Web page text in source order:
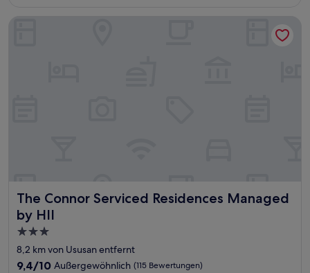
The Connor Serviced Residences Managed
by HII
The Connor Serviced Residences Managed by HII
3.0-
Sterne-
Unterkunft
8,2 km von Ususan entfernt
9.4
9,4/10 Außergewöhnlich (115 Bewertungen)